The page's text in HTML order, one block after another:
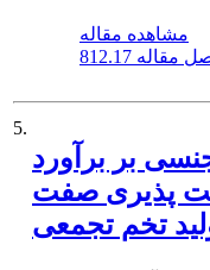
مشاهده مقاله
مقاله
5.
بر برآورد
پذیری صفت
تخم تجمعی